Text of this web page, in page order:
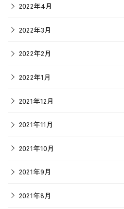
2022年4月
2022年3月
2022年2月
2022年1月
2021年12月
2021年11月
2021年10月
2021年9月
2021年8月